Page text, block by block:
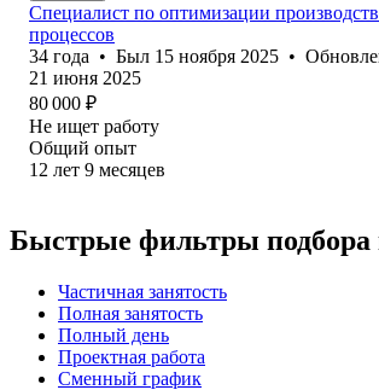
Специалист по оптимизации
процессов
34 года • Был 15 ноября 2025 •
21 июня 2025
80 000 ₽
Не ищет работу
Общий опыт
12 лет 9 месяцев
Быстрые фильтры подбора
Частичная занятость
Полная занятость
Полный день
Проектная работа
Сменный график